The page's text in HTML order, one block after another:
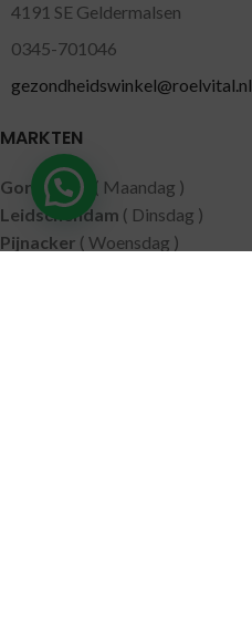
4191 SE Geldermalsen
0345-701046
gezondheidswinkel@roelvital.nl
MARKTEN
Gorinchem ( Maandag )
Leidschendam ( Dinsdag )
Pijnacker ( Woensdag )